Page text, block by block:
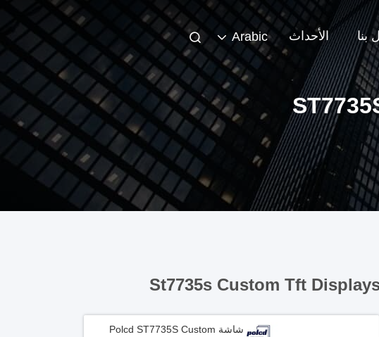
بنا الأحداث Arabic
St7735s Custom Tft
شاشة Polcd ST7735S Custom